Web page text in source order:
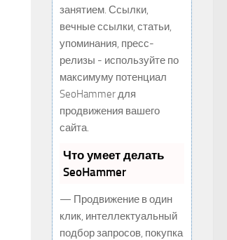
занятием. Ссылки,
вечные ссылки, статьи,
упоминания, пресс-
релизы - используйте по
максимуму потенциал
SeoHammer для
продвижения вашего
сайта.
Что умеет делать
SeoHammer
— Продвижение в один
клик, интеллектуальный
подбор запросов, покупка